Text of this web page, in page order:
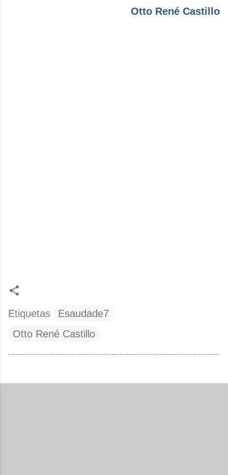
Otto René Castillo
Etiquetas
Esaudade7
Otto René Castillo